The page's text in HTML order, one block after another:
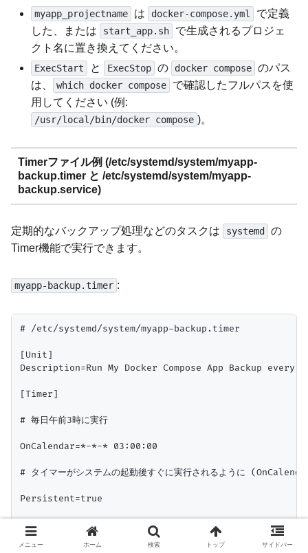
myapp_projectname は docker-compose.yml
で定義
した、または
start_app.sh
で生成されるプロジェ
クト名に置き換えてください。
ExecStart と ExecStop の docker compose のパス
は、
which docker compose
で確認したフルパスを使
用してください (例:
/usr/local/bin/docker compose )。
Timerファイル例 (/etc/systemd/system/myapp-
backup.timer と /etc/systemd/system/myapp-
backup.service)
定期的なバックアップ処理などのタスクは systemd
の
Timer機能で実行できます。
myapp-backup.timer :
# /etc/systemd/system/myapp-backup.timer
[Unit]
Description=Run My Docker Compose App Backup every
[Timer]
# 毎日午前3時に実行
OnCalendar=*-*-* 03:00:00
# タイマーがシステムの起動後すぐに実行されるように
Persistent=true
[Install]
メニュー ホーム 検索 トップ サイドバー